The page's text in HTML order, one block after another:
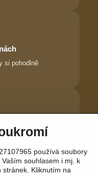
si pohodlně
používá soubory
souhlasem i mj. k
stránek. Kliknutím na